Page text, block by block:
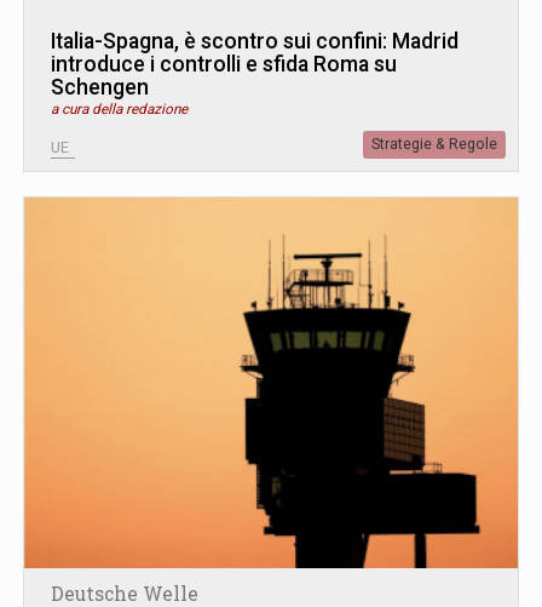
Italia-Spagna, è scontro sui confini: Madrid
introduce i controlli e sfida Roma su
Schengen
a cura della redazione
UE Strategie & Regole
Deutsche Welle